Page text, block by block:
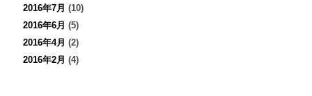
2016年7月 (10)
2016年6月 (5)
2016年4月 (2)
2016年2月 (4)